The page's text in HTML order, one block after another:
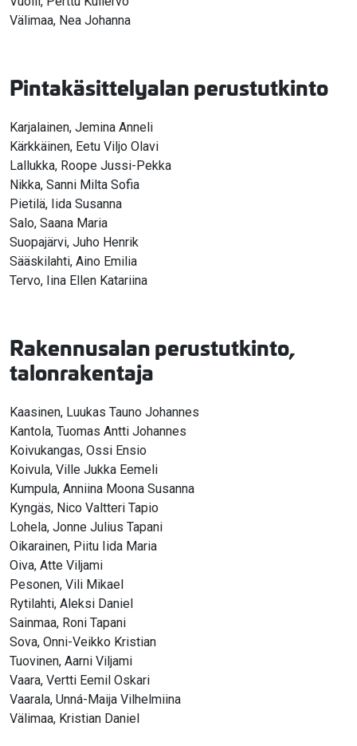
Välimaa, Nea Johanna
Pintakäsittelyalan perustutkinto
Karjalainen, Jemina Anneli
Kärkkäinen, Eetu Viljo Olavi
Lallukka, Roope Jussi-Pekka
Nikka, Sanni Milta Sofia
Pietilä, Iida Susanna
Salo, Saana Maria
Suopajärvi, Juho Henrik
Sääskilahti, Aino Emilia
Tervo, Iina Ellen Katariina
Rakennusalan perustutkinto,
talonrakentaja
Kaasinen, Luukas Tauno Johannes
Kantola, Tuomas Antti Johannes
Koivukangas, Ossi Ensio
Koivula, Ville Jukka Eemeli
Kumpula, Anniina Moona Susanna
Kyngäs, Nico Valtteri Tapio
Lohela, Jonne Julius Tapani
Oikarainen, Piitu Iida Maria
Oiva, Atte Viljami
Pesonen, Vili Mikael
Rytilahti, Aleksi Daniel
Sainmaa, Roni Tapani
Sova, Onni-Veikko Kristian
Tuovinen, Aarni Viljami
Vaara, Vertti Eemil Oskari
Vaarala, Unná-Maija Vilhelmiina
Välimaa, Kristian Daniel